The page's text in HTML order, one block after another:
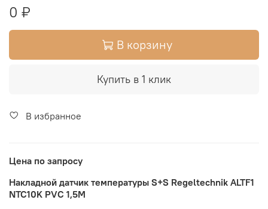
0 ₽
В корзину
Купить в 1 клик
В избранное
Цена по запросу
Накладной датчик температуры S+S Regeltechnik ALTF1
NTC10K PVC 1,5M